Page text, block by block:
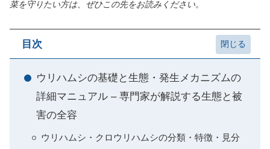
菜を守りたい方は、ぜひこの先をお読みください。
目次
ウリハムシの基礎と生態・発生メカニズムの
詳細マニュアル – 専門家が解説する生態と被
害の全容
ウリハムシ・クロウリハムシの分類・特徴・見分